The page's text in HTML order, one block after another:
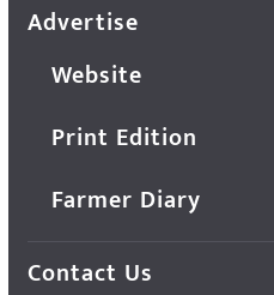
Advertise
Website
Print Edition
Farmer Diary
Contact Us